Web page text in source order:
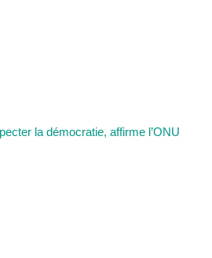
la démocratie, affirme l’ONU